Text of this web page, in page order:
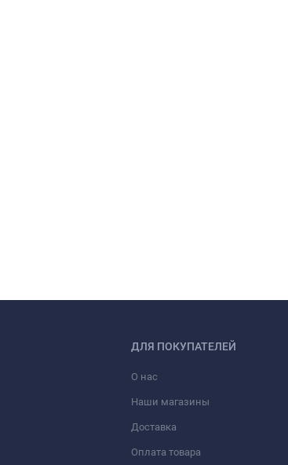
ДЛЯ ПОКУПАТЕЛЕЙ
О нас
Наши магазины
Доставка
Оплата товара